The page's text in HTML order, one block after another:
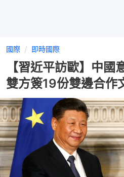
國際 即時國際
【習近平訪歐】中
雙方簽19份雙邊合作